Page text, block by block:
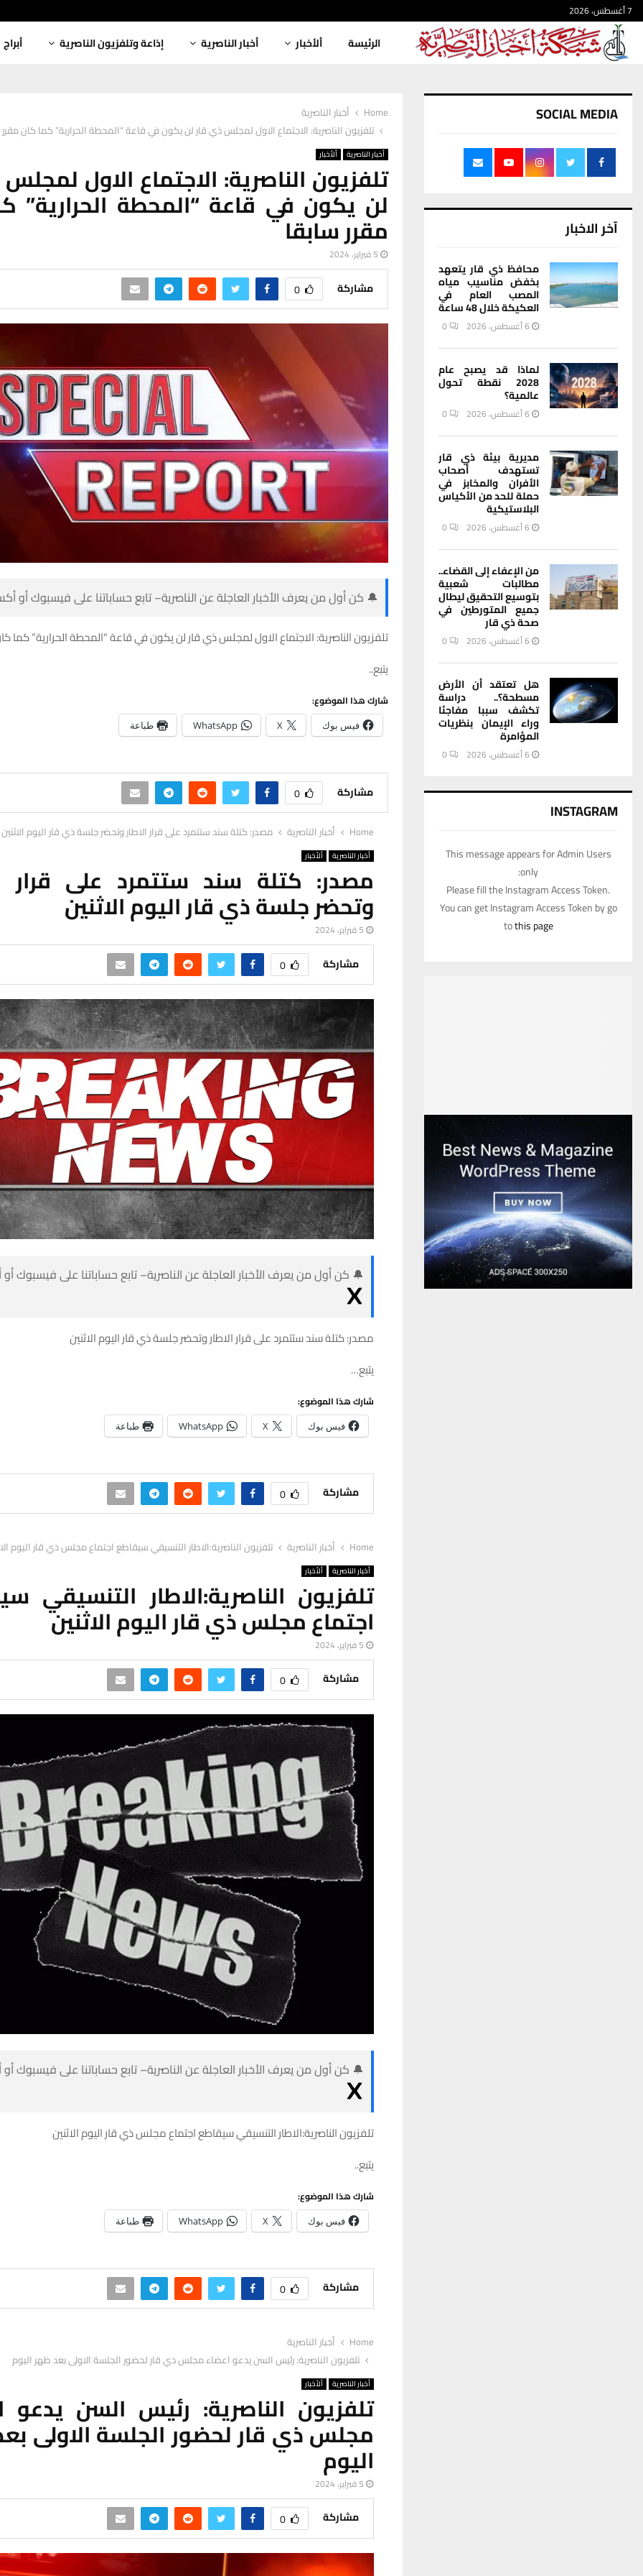
7 أغسطس، 2026
الرئيسة ألأخبار أخبار الناصرية إذاعة وتلفزيون الناصرية أبراج
Home
أخبار الناصرية
تلفزيون الناصرية: الاجتماع الاول لمجلس ذي قار لن يكون في قاعة “المحطة الحرارية” كما كان
أخبار الناصرية ألأخبار
تلفزيون الناصرية: الاجتماع الاول
لن يكون في قاعة “المحطة الحرارية”
مقرر سابقا
5 فبراير، 2024
مشاركة 0
🔔 كن أول من يعرف الأخبار العاجلة عن الناصرية– تابع حساباتنا على فيسبوك أو
تلفزيون الناصرية: الاجتماع الاول لمجلس ذي قار لن يكون في قاعة “المحطة الحرارية” كما
يتبع..
شارك هذا الموضوع:
فيس بوك X
WhatsApp طباعة
مشاركة 0
Home أخبار الناصرية مصدر: كتلة سند ستتمرد على قرار الاطار وتحضر جلسة ذي قار اليوم الاثنين
أخبار الناصرية ألأخبار
مصدر: كتلة سند ستتمرد على قرار
وتحضر جلسة ذي قار اليوم الاثنين
5 فبراير، 2024
مشاركة 0
🔔 كن أول من يعرف الأخبار العاجلة عن الناصرية– تابع حساباتنا على فيسبوك
مصدر: كتلة سند ستتمرد على قرار الاطار وتحضر جلسة ذي قار اليوم الاثنين
يتبع…
شارك هذا الموضوع:
فيس بوك X
WhatsApp طباعة
مشاركة 0
Home أخبار الناصرية تلفزيون الناصرية:الاطار التنسيقي سيقاطع اجتماع مجلس ذي قار اليوم
أخبار الناصرية ألأخبار
تلفزيون الناصرية:الاطار التنسيقي
اجتماع مجلس ذي قار اليوم الاثنين
5 فبراير، 2024
مشاركة 0
🔔 كن أول من يعرف الأخبار العاجلة عن الناصرية– تابع حساباتنا على فيسبوك
تلفزيون الناصرية:الاطار التنسيقي سيقاطع اجتماع مجلس ذي قار اليوم الاثنين
يتبع..
شارك هذا الموضوع:
فيس بوك X
WhatsApp طباعة
مشاركة 0
Home
أخبار الناصرية
تلفزيون الناصرية: رئيس السن يدعو اعضاء مجلس ذي قار لحضور الجلسة الاولى بعد ظهر اليوم
أخبار الناصرية ألأخبار
تلفزيون الناصرية: رئيس السن يدعو
مجلس ذي قار لحضور الجلسة الاولى
اليوم
5 فبراير، 2024
مشاركة 0
SOCIAL MEDIA
آخر الاخبار
محافظ ذي قار يتعهد
بخفض مناسيب مياه
المصب العام في
العكيكة خلال 48 ساعة
6 أغسطس، 2026 0
لماذا قد يصبح عام
2028 نقطة تحول
عالمية؟
6 أغسطس، 2026 0
مديرية بيئة ذي قار
تستهدف أصحاب
الأفران والمخابز في
حملة للحد من الأكياس
البلاستيكية
6 أغسطس، 2026 0
من الإعفاء إلى القضاء..
مطالبات شعبية
بتوسيع التحقيق ليطال
جميع المتورطين في
صحة ذي قار
6 أغسطس، 2026 0
هل تعتقد أن الأرض
مسطحة؟.. دراسة
تكشف سببا مفاجئا
وراء الإيمان بنظريات
المؤامرة
6 أغسطس، 2026 0
INSTAGRAM
This message appears for Admin Users
only:
Please fill the Instagram Access Token.
You can get Instagram Access Token by go
tothis page